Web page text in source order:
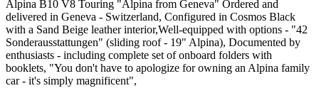
Alpina B10 V8 Touring "Alpina from Geneva" Ordered and
delivered in Geneva - Switzerland, Configured in Cosmos Black
with a Sand Beige leather interior,Well-equipped with options - "42
Sonderausstattungen" (sliding roof - 19" Alpina), Documented by
enthusiasts - including complete set of onboard folders with
booklets, "You don't have to apologize for owning an Alpina family
car - it's simply magnificent",